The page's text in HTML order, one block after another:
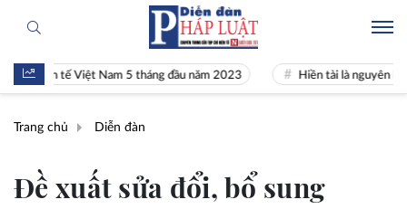
tế Việt Nam 5 tháng đầu năm 2023 Hiền tài là nguyên khí Quốc
Trang chủ Diễn đàn
Đề xuất sửa đổi, bổ sung